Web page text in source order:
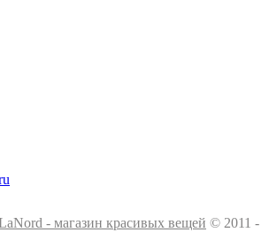
- магазин красивых вещей © 2011 -